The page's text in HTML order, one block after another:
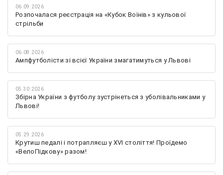
06.09.2026
Розпочалася реєстрація на «Кубок Воїнів» з кульової
стрільби
06.08.2026
Ампфутболісти зі всієї України змагатимуться у Львові
05.30.2026
Збірна України з футболу зустрінеться з уболівальниками у
Львові!
05.29.2026
Крутиш педалі і потрапляєш у XVI століття! Проїдемо
«ВелоПідкову» разом!